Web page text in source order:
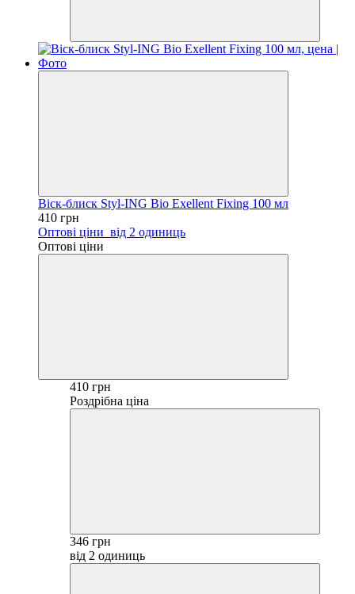
Віск-блиск Styl-ING Bio Exellent Fixing 100 мл
410 грн
Оптові ціни від 2 одиниць
Оптові ціни
410 грн
Роздрібна ціна
346 грн
від 2 одиниць